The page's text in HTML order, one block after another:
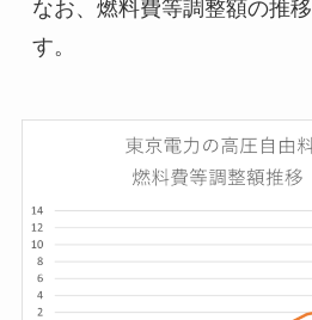
なお、燃料費等調整額の推
す。